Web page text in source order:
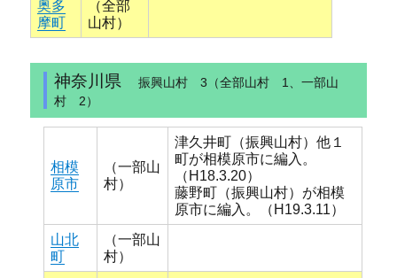
奥多
摩町
（全部
山村）
神奈川県振興山村 3（全部山村 1、一部山
村 2）
相模
原市
（一部山
村）
津久井町（振興山村）他１
町が相模原市に編入。
（H18.3.20）
藤野町（振興山村）が相模
原市に編入。（H19.3.11）
山北
町
（一部山
村）